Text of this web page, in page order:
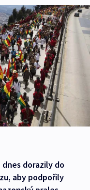
dorazily do
aby podpořily